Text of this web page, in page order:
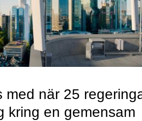
med när 25
kring en gemensam